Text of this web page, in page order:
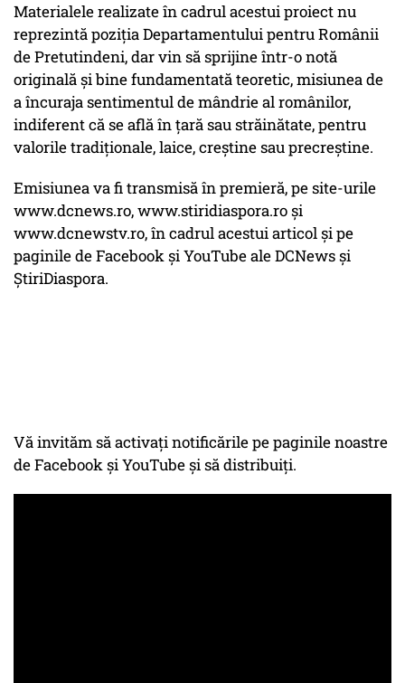
Materialele realizate în cadrul acestui proiect nu
reprezintă poziția Departamentului pentru Românii
de Pretutindeni, dar vin să sprijine într-o notă
originală și bine fundamentată teoretic, misiunea de
a încuraja sentimentul de mândrie al românilor,
indiferent că se află în țară sau străinătate, pentru
valorile tradiționale, laice, creștine sau precreștine.
Emisiunea va fi transmisă în premieră, pe site-urile
www.dcnews.ro, www.stiridiaspora.ro și
www.dcnewstv.ro, în cadrul acestui articol și pe
paginile de Facebook și YouTube ale DCNews și
ȘtiriDiaspora.
Vă invităm să activați notificările pe paginile noastre
de Facebook și YouTube și să distribuiți.